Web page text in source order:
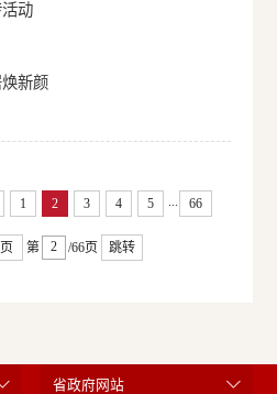
动
新颜
1 2 3 4 5 ... 66
第 /66页 跳转
省政府网站